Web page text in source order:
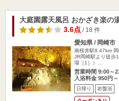
大庭園露天風呂 おかざき楽の
3.6点/ 18 件
愛知県 / 岡崎市
南桜井駅8.47km
JR岡崎駅より徒歩
場［1］）…
営業時間 9:00～
入浴料金 950円～
日帰り 岩盤浴